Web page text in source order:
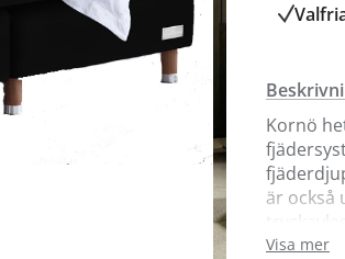
Kornö
är också
Visa mer